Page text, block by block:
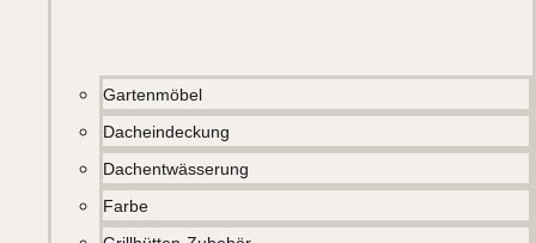
Gartenmöbel
Dacheindeckung
Dachentwässerung
Farbe